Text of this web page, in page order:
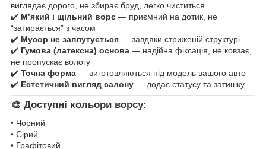
виглядає дорого, не збирає бруд, легко чиститься
✔️ М’який і щільний ворс — приємний на дотик, не
“затирається” з часом
✔️ Мусор не заплутується — завдяки стриженій структурі
✔️ Гумова (латексна) основа — надійна фіксація, не ковзає,
не пропускає вологу
✔️ Точна форма — виготовляються під модель вашого авто
✔️ Естетичний вигляд салону — додає статусу та затишку
🎨 Доступні кольори ворсу:
• Чорний
• Сірий
• Графітовий